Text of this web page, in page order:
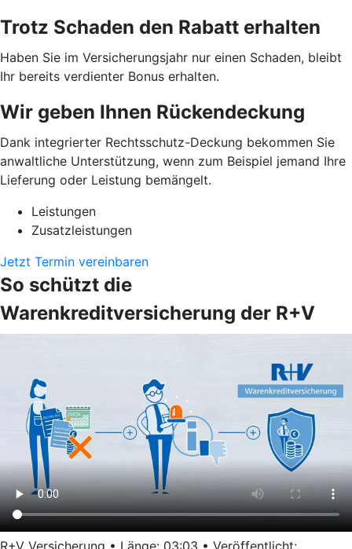
Trotz Schaden den Rabatt erhalten
Haben Sie im Versicherungsjahr nur einen Schaden, bleibt
Ihr bereits verdienter Bonus erhalten.
Wir geben Ihnen Rückendeckung
Dank integrierter Rechtsschutz-Deckung bekommen Sie
anwaltliche Unterstützung, wenn zum Beispiel jemand Ihre
Lieferung oder Leistung bemängelt.
Leistungen
Zusatzleistungen
Jetzt Termin vereinbaren
So schützt die
Warenkreditversicherung der R+V
R+V Versicherung • Länge: 03:03 • Veröffentlicht: